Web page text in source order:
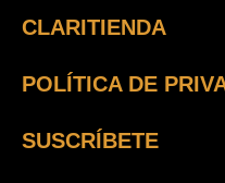
CLARITIENDA
POLÍTICA DE
SUSCRÍBETE